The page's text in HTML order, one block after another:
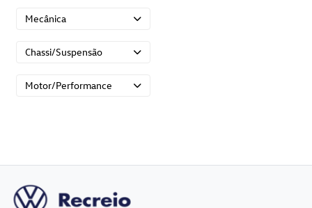
Mecânica
Chassi/Suspensão
Motor/Performance